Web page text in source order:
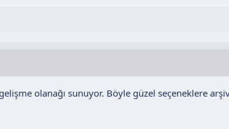
olanağı sunuyor. Böyle güzel seçeneklere